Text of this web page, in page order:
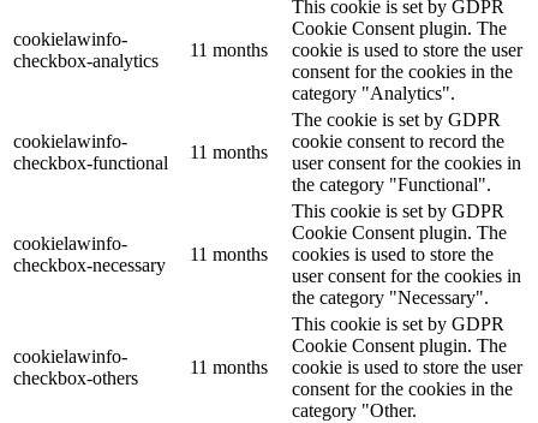
cookielawinfo-
checkbox-analytics
11 months
This cookie is set by GDPR
Cookie Consent plugin. The
cookie is used to store the user
consent for the cookies in the
category "Analytics".
cookielawinfo-
checkbox-functional
11 months
The cookie is set by GDPR
cookie consent to record the
user consent for the cookies in
the category "Functional".
cookielawinfo-
checkbox-necessary
11 months
This cookie is set by GDPR
Cookie Consent plugin. The
cookies is used to store the
user consent for the cookies in
the category "Necessary".
cookielawinfo-
checkbox-others
11 months
This cookie is set by GDPR
Cookie Consent plugin. The
cookie is used to store the user
consent for the cookies in the
category "Other.